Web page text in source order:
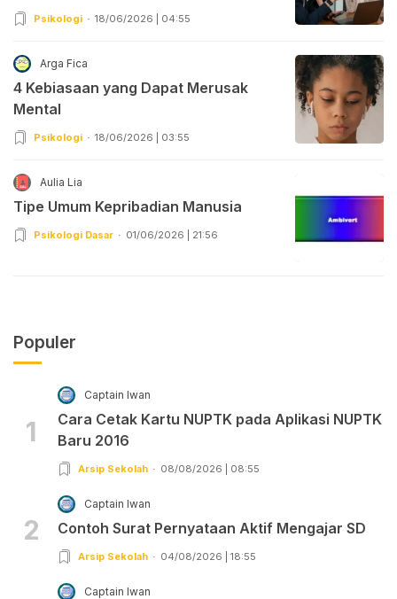
Psikologi 18/06/2026 | 04:55
Arga Fica
4 Kebiasaan yang Dapat Merusak
Mental
Psikologi 18/06/2026 | 03:55
Aulia Lia
Tipe Umum Kepribadian Manusia
Psikologi Dasar 01/06/2026 | 21:56
Populer
1
Captain Iwan
Cara Cetak Kartu NUPTK pada Aplikasi NUPTK
Baru 2016
Arsip Sekolah 08/08/2026 | 08:55
2
Captain Iwan
Contoh Surat Pernyataan Aktif Mengajar SD
Arsip Sekolah 04/08/2026 | 18:55
Captain Iwan